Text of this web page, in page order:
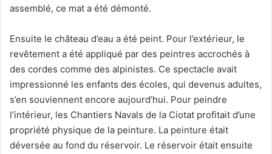
assemblé, ce mat a été démonté.
Ensuite le château d’eau a été peint. Pour l’extérieur, le
revêtement a été appliqué par des peintres accrochés à
des cordes comme des alpinistes. Ce spectacle avait
impressionné les enfants des écoles, qui devenus adultes,
s’en souviennent encore aujourd’hui. Pour peindre
l’intérieur, les Chantiers Navals de la Ciotat profitait d’une
propriété physique de la peinture. La peinture était
déversée au fond du réservoir. Le réservoir était ensuite